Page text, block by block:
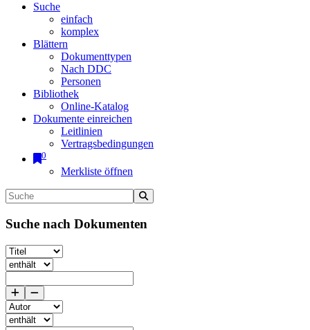
Suche
einfach
komplex
Blättern
Dokumenttypen
Nach DDC
Personen
Bibliothek
Online-Katalog
Dokumente einreichen
Leitlinien
Vertragsbedingungen
0
Merkliste öffnen
Suche nach Dokumenten